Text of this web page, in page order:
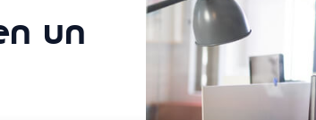
un